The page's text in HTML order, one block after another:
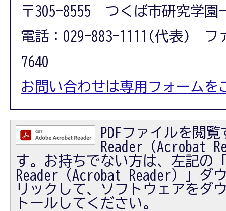
〒305-8555 つくば市研究学園
電話：029-883-1111(代表) フ
7640
お問い合わせは専用フォームを
PDFファイルを閲
Reader（Acrobat
す。お持ちでない方は、左記の
Reader（Acrobat Reader）」ダ
リックして、ソフトウェアをダ
トールしてください。